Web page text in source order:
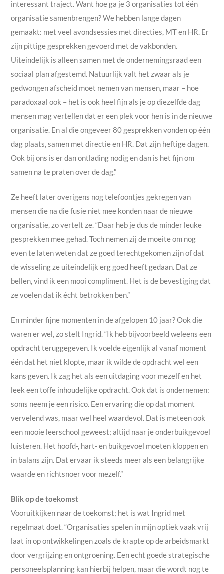
interessant traject. Want hoe ga je 3 organisaties tot één
organisatiesamenbrengen? We hebben lange dagen
gemaakt: met veel avondsessies met directies, MT en HR. Er
zijn pittige gesprekken gevoerd met de vakbonden.
Uiteindelijk is alleen samen met de ondernemingsraad een
sociaal plan afgestemd. Natuurlijk valt het zwaar als je
gedwongen afscheid moet nemen van mensen, maar – hoe
paradoxaal ook – het is ook heel fijn als je op diezelfde dag
mensen mag vertellen dat er een plek voor hen is in de nieuwe
organisatie. En al die ongeveer 80 gesprekken vonden op één
dag plaats, samen met directie en HR. Dat zijn heftige dagen.
Ook bij ons is er dan ontlading nodig en dan is het fijn om
samen na te praten over de dag.”
Ze heeft later overigens nog telefoontjes gekregen van
mensen die na die fusie niet mee konden naar de nieuwe
organisatie, zo vertelt ze. “Daar heb je dus de minder leuke
gesprekken mee gehad. Toch nemen zij de moeite om nog
even te laten weten dat ze goed terechtgekomen zijn of dat
de wisseling ze uiteindelijk erg goed heeft gedaan. Dat ze
bellen, vind ik een mooi compliment. Het is de bevestiging dat
ze voelen dat ik écht betrokken ben.”
En minder fijne momenten in de afgelopen 10 jaar? Ook die
waren er wel, zo stelt Ingrid. “Ik heb bijvoorbeeld weleens een
opdracht teruggegeven. Ik voelde eigenlijk al vanaf moment
één dat het niet klopte, maar ik wilde de opdracht wel een
kans geven. Ik zag het als een uitdaging voor mezelf en het
leek een toffe inhoudelijke opdracht. Ook dat is ondernemen:
soms neem je een risico. Een ervaring die op dat moment
vervelend was, maar wel heel waardevol. Dat is meteen ook
een mooie leerschool geweest; altijd naar je onderbuikgevoel
luisteren. Het hoofd-, hart- en buikgevoel moeten kloppen en
in balans zijn. Dat ervaar ik steeds meer als een belangrijke
waarde en richtsnoer voor mezelf.”
Blik op de toekomst
Vooruitkijken naar de toekomst; het is wat Ingrid met
regelmaat doet. “Organisaties spelen in mijn optiek vaak vrij
laat in op ontwikkelingen zoals de krapte op de arbeidsmarkt
door vergrijzing en ontgroening. Een echt goede strategische
personeelsplanning kan hierbij helpen, maar die wordt nog te